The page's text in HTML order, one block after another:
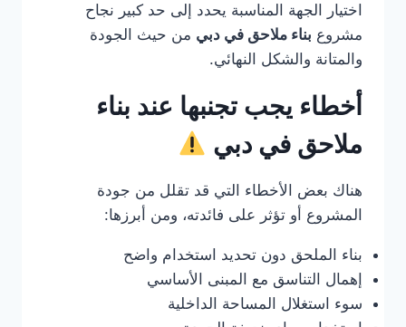
اختيار الجهة المناسبة يحدد إلى حد كبير نجاح
مشروع بناء ملاحق في دبي من حيث الجودة
والمتانة والشكل النهائي.
أخطاء يجب تجنبها عند بناء
ملاحق في دبي
هناك بعض الأخطاء التي قد تقلل من جودة
المشروع أو تؤثر على فائدته، ومن أبرزها:
بناء الملحق دون تحديد استخدام واضح
إهمال التناسق مع المبنى الأساسي
سوء استغلال المساحة الداخلية